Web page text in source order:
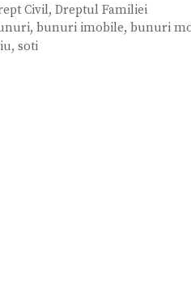
Civil,Dreptul Familiei
,bunuri imobile,bunuri
, soti